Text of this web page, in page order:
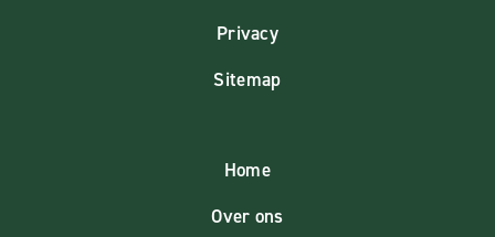
Privacy
Sitemap
Home
Over ons